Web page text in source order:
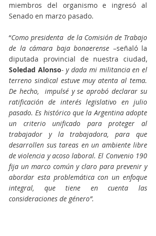
miembros del organismo e ingresó al
Senado en marzo pasado.
“Como presidenta  de la Comisión de Trabajo
de la cámara baja bonaerense –señaló la
Soledad Alonso- y dada mi militancia en el
terreno sindical estuve muy atenta al tema.
De hecho,  impulsé y se aprobó declarar su
ratificación de interés legislativo en julio
pasado. Es histórico que la Argentina adopte
un criterio unificado para proteger al
trabajador y la trabajadora, para que
desarrollen sus tareas en un ambiente libre
de violencia y acoso laboral. El Convenio 190
fija un marco común y claro para prevenir y
abordar esta problemática con un enfoque
integral, que tiene en cuenta las
consideraciones de género”.